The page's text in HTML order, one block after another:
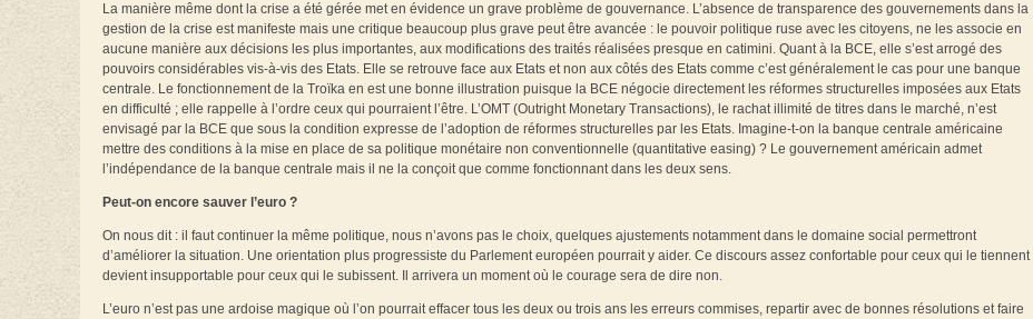
La manière même dont la crise a été gérée met en évidence un grave problème de gouvernance. L’absence de transparence des gouvernements dans la
gestion de la crise est manifeste mais une critique beaucoup plus grave peut être avancée : le pouvoir politique ruse avec les citoyens, ne les associe en
aucune manière aux décisions les plus importantes, aux modifications des traités réalisées presque en catimini. Quant à la BCE, elle s’est arrogé des
pouvoirs considérables vis-à-vis des Etats. Elle se retrouve face aux Etats et non aux côtés des Etats comme c’est généralement le cas pour une banque
centrale. Le fonctionnement de la Troïka en est une bonne illustration puisque la BCE négocie directement les réformes structurelles imposées aux Etats
en difficulté ; elle rappelle à l’ordre ceux qui pourraient l’être. L’OMT (Outright Monetary Transactions), le rachat illimité de titres dans le marché, n’est
envisagé par la BCE que sous la condition expresse de l’adoption de réformes structurelles par les Etats. Imagine-t-on la banque centrale américaine
mettre des conditions à la mise en place de sa politique monétaire non conventionnelle (quantitative easing) ? Le gouvernement américain admet
l’indépendance de la banque centrale mais il ne la conçoit que comme fonctionnant dans les deux sens.
Peut-on encore sauver l’euro ?
On nous dit : il faut continuer la même politique, nous n’avons pas le choix, quelques ajustements notamment dans le domaine social permettront
d’améliorer la situation. Une orientation plus progressiste du Parlement européen pourrait y aider. Ce discours assez confortable pour ceux qui le tiennent
devient insupportable pour ceux qui le subissent. Il arrivera un moment où le courage sera de dire non.
L’euro n’est pas une ardoise magique où l’on pourrait effacer tous les deux ou trois ans les erreurs commises, repartir avec de bonnes résolutions et faire